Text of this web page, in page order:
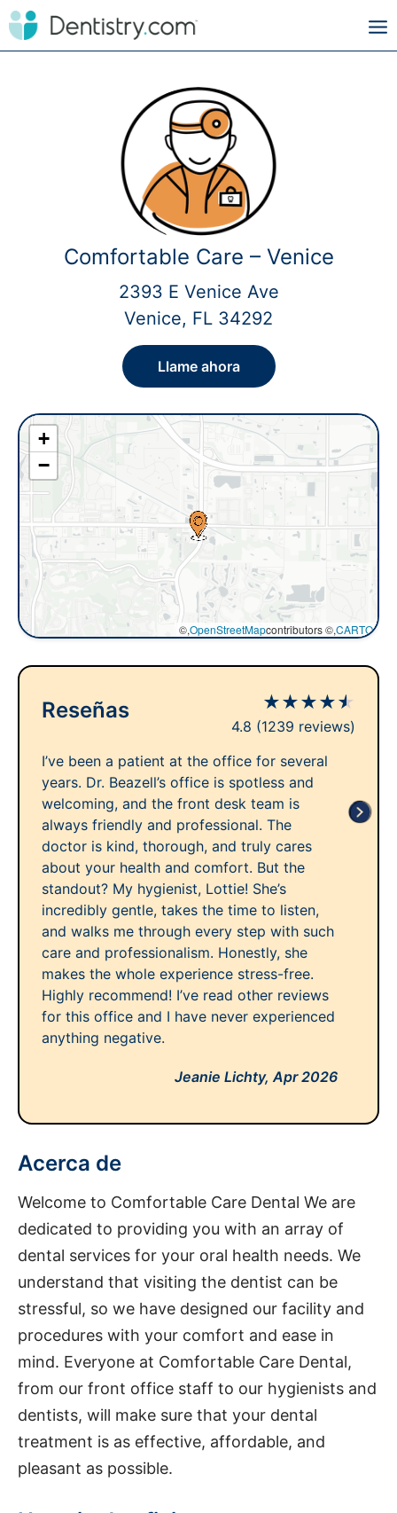
Comfortable Care – Venice
2393 E Venice Ave
Venice, FL 34292
Llame ahora
+
−
©,OpenStreetMapcontributors ©,CARTO
Reseñas ★★★★★
4.8 (1239 reviews)
I’ve been a patient at the office for several
years. Dr. Beazell’s office is spotless and
welcoming, and the front desk team is
always friendly and professional. The
doctor is kind, thorough, and truly cares
about your health and comfort. But the
standout? My hygienist, Lottie! She’s
incredibly gentle, takes the time to listen,
and walks me through every step with such
care and professionalism. Honestly, she
makes the whole experience stress-free.
Highly recommend! I’ve read other reviews
for this office and I have never experienced
anything negative.
Jeanie Lichty,Apr 2026
Acerca de
Welcome to Comfortable Care Dental We are
dedicated to providing you with an array of
dental services for your oral health needs. We
understand that visiting the dentist can be
stressful, so we have designed our facility and
procedures with your comfort and ease in
mind. Everyone at Comfortable Care Dental,
from our front office staff to our hygienists and
dentists, will make sure that your dental
treatment is as effective, affordable, and
pleasant as possible.